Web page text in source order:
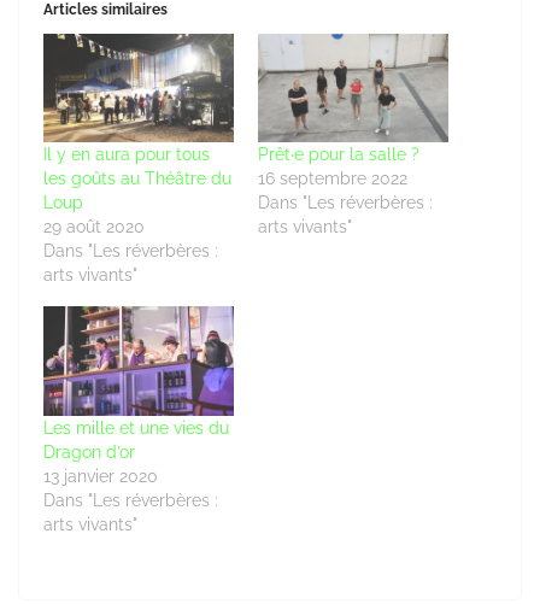
Articles similaires
Il y en aura pour tous
les goûts au Théâtre du
Loup
29 août 2020
Dans "Les réverbères :
arts vivants"
Prêt·e pour la salle ?
16 septembre 2022
Dans "Les réverbères :
arts vivants"
Les mille et une vies du
Dragon d’or
13 janvier 2020
Dans "Les réverbères :
arts vivants"